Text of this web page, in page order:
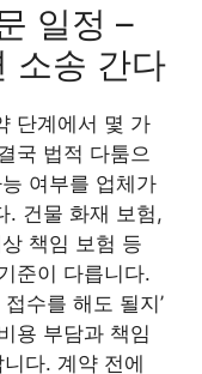
일정 –
소송 간다
단계에서 몇 가
국 법적 다툼으
여부를 업체가
. 건물 화재 보험,
책임 보험 등
준이 다릅니다.
수를 해도 될지’
용 부담과 책임
다. 계약 전에